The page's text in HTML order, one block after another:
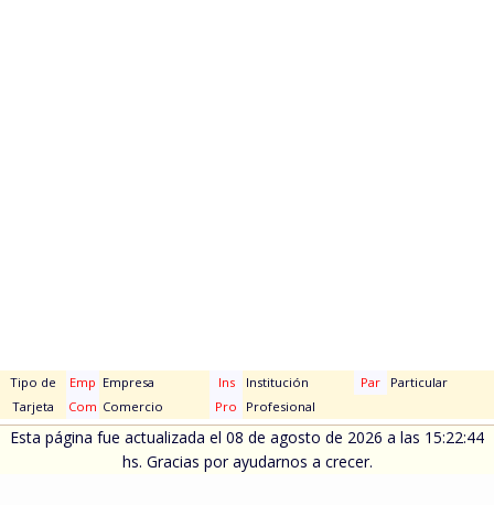
Tipo de
Tarjeta
Emp Empresa Ins Institución Par
Particular
Com Comercio Pro Profesional
Esta página fue actualizada el 08 de agosto de 2026 a las 15:22:44
hs. Gracias por ayudarnos a crecer.